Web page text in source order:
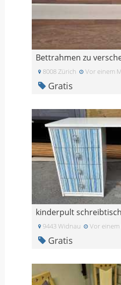
Bettrahmen zu
8008 Zürich Vor einem
Gratis
kinderpult
9443 Widnau Vor
Gratis